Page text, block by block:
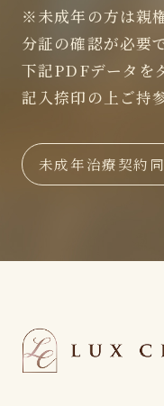
※未成年の方は親
分証の確認が必要
下記PDFデータを
記入捺印の上ご持
未成年治療契約